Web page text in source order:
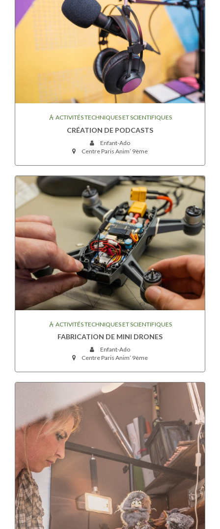
ACTIVITÉS TECHNIQUES ET SCIENTIFIQUES
CRÉATION DE PODCASTS
Enfant-Ado
Centre Paris Anim’ 9ème
ACTIVITÉS TECHNIQUES ET SCIENTIFIQUES
FABRICATION DE MINI DRONES
Enfant-Ado
Centre Paris Anim’ 9ème